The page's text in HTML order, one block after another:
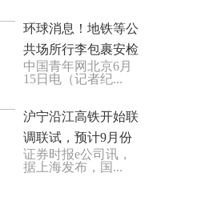
环球消息！地铁等公
共场所行李包裹安检
设备有放射性危害？
中国青年网北京6月
15日电（记者纪...
沪宁沿江高铁开始联
调联试，预计9月份
具备开通运营条件 世
证券时报e公司讯，
据上海发布，国...